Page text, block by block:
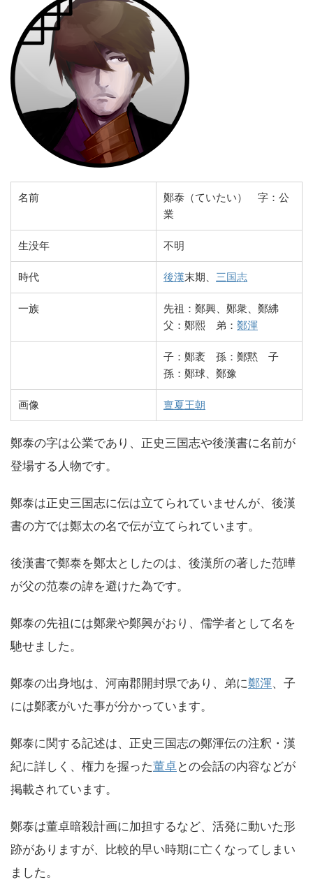
名前
鄭泰（ていたい） 字：公
業
生没年 不明
時代 後漢末期、 三国志
一族
先祖：鄭興、鄭衆、鄭紼
父：鄭熙 弟： 鄭渾
子：鄭袤 孫：鄭黙 子
孫：鄭球、鄭豫
画像 亶夏王朝
鄭泰の字は公業であり、正史三国志や後漢書に名前が
登場する人物です。
鄭泰は正史三国志に伝は立てられていませんが、後漢
書の方では鄭太の名で伝が立てられています。
後漢書で鄭泰を鄭太としたのは、後漢所の著した范曄
が父の范泰の諱を避けた為です。
鄭泰の先祖には鄭衆や鄭興がおり、儒学者として名を
馳せました。
鄭泰の出身地は、河南郡開封県であり、弟に鄭渾、子
には鄭袤がいた事が分かっています。
鄭泰に関する記述は、正史三国志の鄭渾伝の注釈・漢
紀に詳しく、権力を握った董卓との会話の内容などが
掲載されています。
鄭泰は董卓暗殺計画に加担するなど、活発に動いた形
跡がありますが、比較的早い時期に亡くなってしまい
ました。